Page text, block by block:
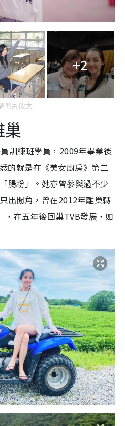
+2
圖片放大
訓練班學員，2009年畢業後
的就是在《美女廚房》第二
腸粉」。她亦曾參與過不少
出閒角，曾在2012年離巢轉
，在五年後回巢TVB發展，如